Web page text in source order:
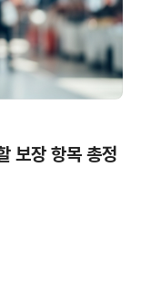
보장 항목 총정